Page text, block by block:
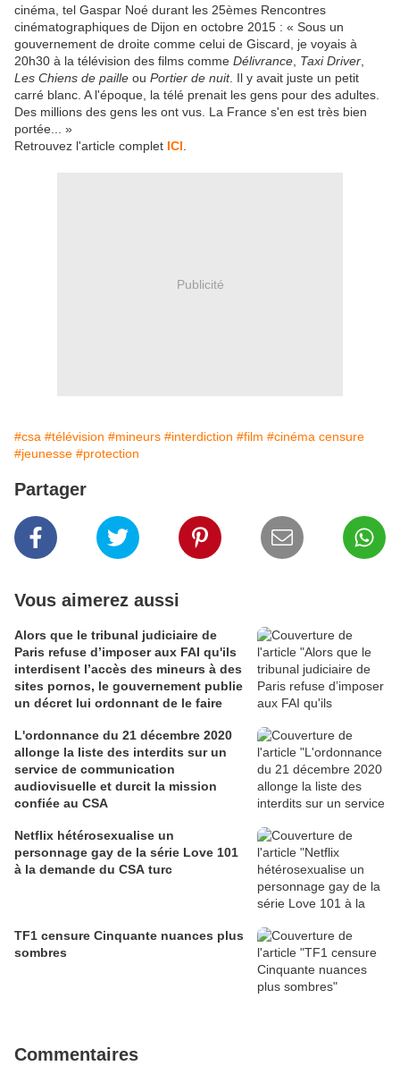
cinéma, tel Gaspar Noé durant les 25èmes Rencontres
cinématographiques de Dijon en octobre 2015 : « Sous un
gouvernement de droite comme celui de Giscard, je voyais à
20h30 à la télévision des films comme Délivrance Taxi Driver
Les Chiens de paille ou Portier de nuit. Il y avait juste un petit
carré blanc. A l'époque, la télé prenait les gens pour des adultes.
Des millions des gens les ont vus. La France s'en est très bien
portée... »
Retrouvez l'article complet ICI
Publicité
#csa #télévision #mineurs #interdiction #film #cinéma censure
#jeunesse #protection
Partager
Vous aimerez aussi
Alors que le tribunal judiciaire de
Paris refuse d’imposer aux FAI qu'ils
interdisent l’accès des mineurs à des
sites pornos, le gouvernement publie
un décret lui ordonnant de le faire
L'ordonnance du 21 décembre 2020
allonge la liste des interdits sur un
service de communication
audiovisuelle et durcit la mission
confiée au CSA
Netflix hétérosexualise un
personnage gay de la série Love 101
à la demande du CSA turc
TF1 censure Cinquante nuances plus
sombres
Commentaires